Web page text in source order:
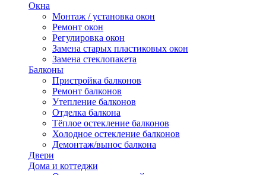
Окна
Монтаж / установка окон
Ремонт окон
Регулировка окон
Замена старых пластиковых окон
Замена стеклопакета
Балконы
Пристройка балконов
Ремонт балконов
Утепление балконов
Отделка балкона
Тёплое остекление балконов
Холодное остекление балконов
Демонтаж/вынос балкона
Двери
Дома и коттеджи